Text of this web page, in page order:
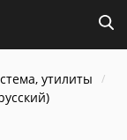
утилиты